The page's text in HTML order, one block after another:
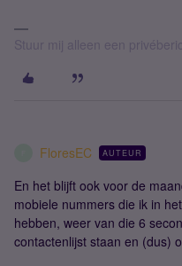
Stuur mij alleen een
FloresEC AUTEUR
En het blijft ook voor de
mobiele nummers die ik in
hebben, weer van die 6
contactenlijst staan en (dus)